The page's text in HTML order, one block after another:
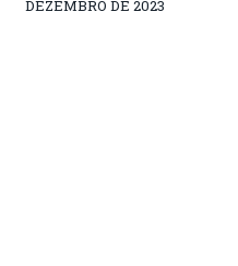
DEZEMBRO DE 2023